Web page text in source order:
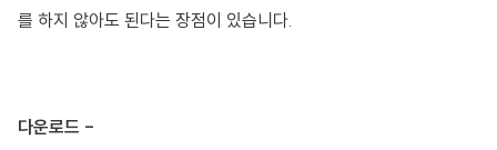
를 하지 않아도 된다는 장점이 있습니다.
다운로드 -